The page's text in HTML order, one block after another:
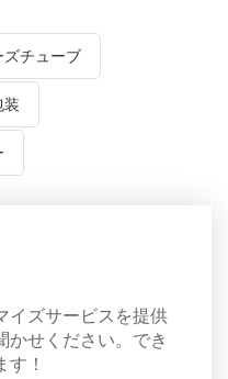
チューブ
イズサービスを提供
かせください。でき
！